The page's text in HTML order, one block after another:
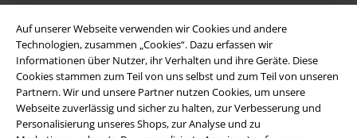
Auf unserer Webseite verwenden wir Cookies und andere
Technologien, zusammen „Cookies“. Dazu erfassen wir
Informationen über Nutzer, ihr Verhalten und ihre Geräte. Diese
Cookies stammen zum Teil von uns selbst und zum Teil von unseren
Partnern. Wir und unsere Partner nutzen Cookies, um unsere
Webseite zuverlässig und sicher zu halten, zur Verbesserung und
Personalisierung unseres Shops, zur Analyse und zu
A Warner Music Group Company